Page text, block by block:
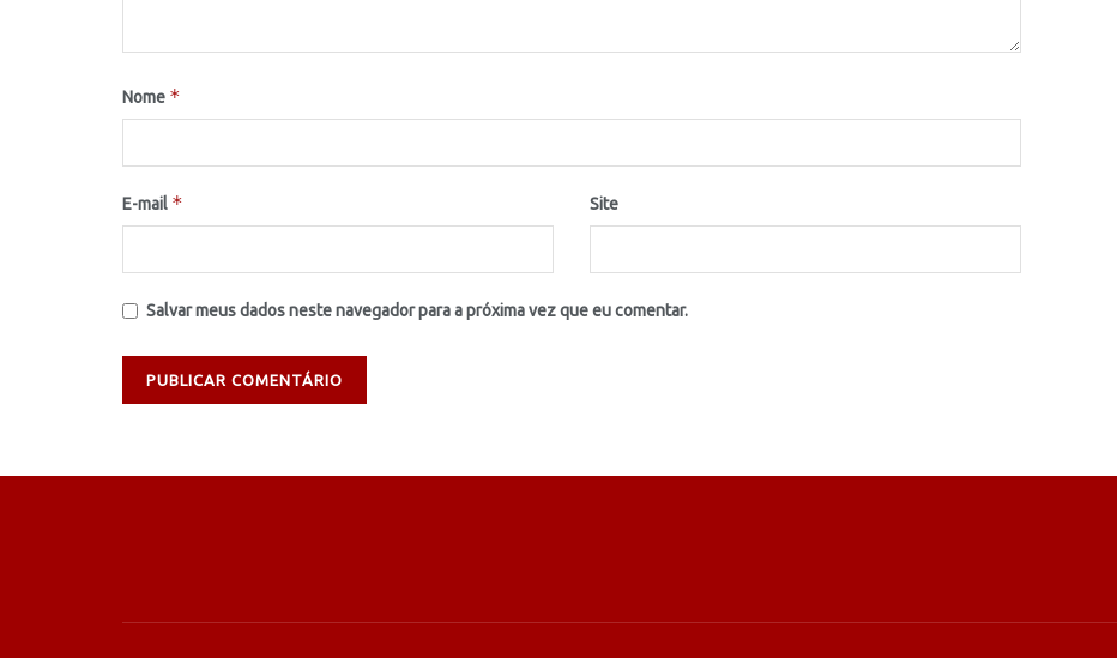
Nome *
E-mail * Site
Salvar meus dados neste navegador para a próxima vez que eu comentar.